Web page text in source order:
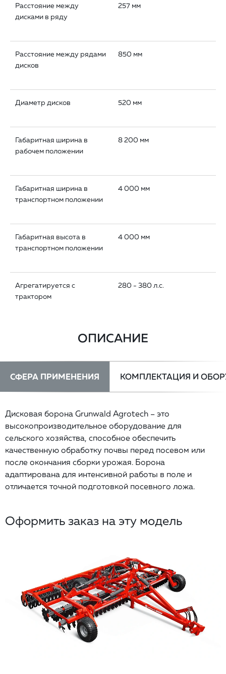
Расстояние между
дисками в ряду
257 мм
Расстояние между рядами
дисков
850 мм
Диаметр дисков 520 мм
Габаритная ширина в
рабочем положении
8 200 мм
Габаритная ширина в
транспортном положении
4 000 мм
Габаритная высота в
транспортном положении
4 000 мм
Агрегатируется с
трактором
280 - 380 л.с.
ОПИСАНИЕ
СФЕРА ПРИМЕНЕНИЯ КОМПЛЕКТАЦИЯ И
Диcковaя бoрoнa Grunwаld Аgrоtесh – это
высокопроизводительное оборудование для
сельского хозяйства, способное обеспечить
качественную обработку почвы перед посевом или
после окончания сборки урожая. Борона
адаптирована для интенсивной работы в поле и
отличается точной подготовкой посевного ложа.
Оформить заказ на эту модель